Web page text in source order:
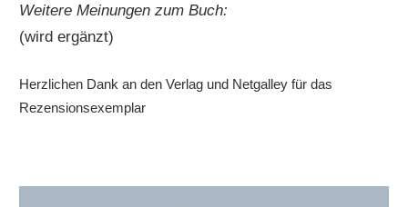
Weitere Meinungen zum Buch:
(wird ergänzt)
Herzlichen Dank an den Verlag und Netgalley für das
Rezensionsexemplar